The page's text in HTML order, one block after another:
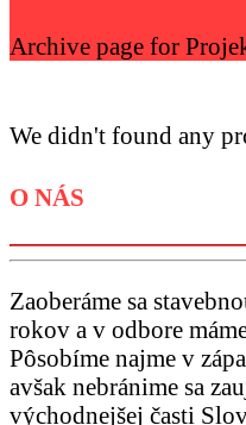
Archive page for
We didn't found any
O NÁS
Zaoberáme sa
rokov a v odbore
Pôsobíme najme v
avšak nebránime sa
východnejšej časti